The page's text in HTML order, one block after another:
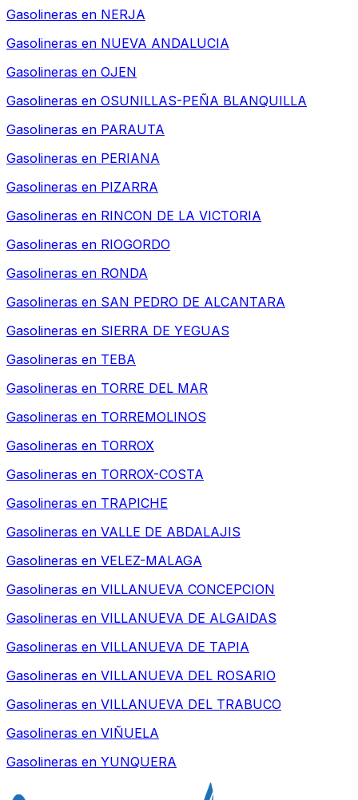
Gasolineras en NERJA
Gasolineras en NUEVA ANDALUCIA
Gasolineras en OJEN
Gasolineras en OSUNILLAS-PEÑA BLANQUILLA
Gasolineras en PARAUTA
Gasolineras en PERIANA
Gasolineras en PIZARRA
Gasolineras en RINCON DE LA VICTORIA
Gasolineras en RIOGORDO
Gasolineras en RONDA
Gasolineras en SAN PEDRO DE ALCANTARA
Gasolineras en SIERRA DE YEGUAS
Gasolineras en TEBA
Gasolineras en TORRE DEL MAR
Gasolineras en TORREMOLINOS
Gasolineras en TORROX
Gasolineras en TORROX-COSTA
Gasolineras en TRAPICHE
Gasolineras en VALLE DE ABDALAJIS
Gasolineras en VELEZ-MALAGA
Gasolineras en VILLANUEVA CONCEPCION
Gasolineras en VILLANUEVA DE ALGAIDAS
Gasolineras en VILLANUEVA DE TAPIA
Gasolineras en VILLANUEVA DEL ROSARIO
Gasolineras en VILLANUEVA DEL TRABUCO
Gasolineras en VIÑUELA
Gasolineras en YUNQUERA